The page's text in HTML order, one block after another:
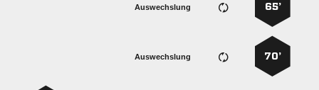
65’
Auswechslung
70’
Auswechslung